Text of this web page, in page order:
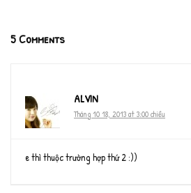
5 Comments
ALVIN
Tháng 10 18, 2013 at 3:00 chiều
e thì thuộc trường hợp thứ 2 :))